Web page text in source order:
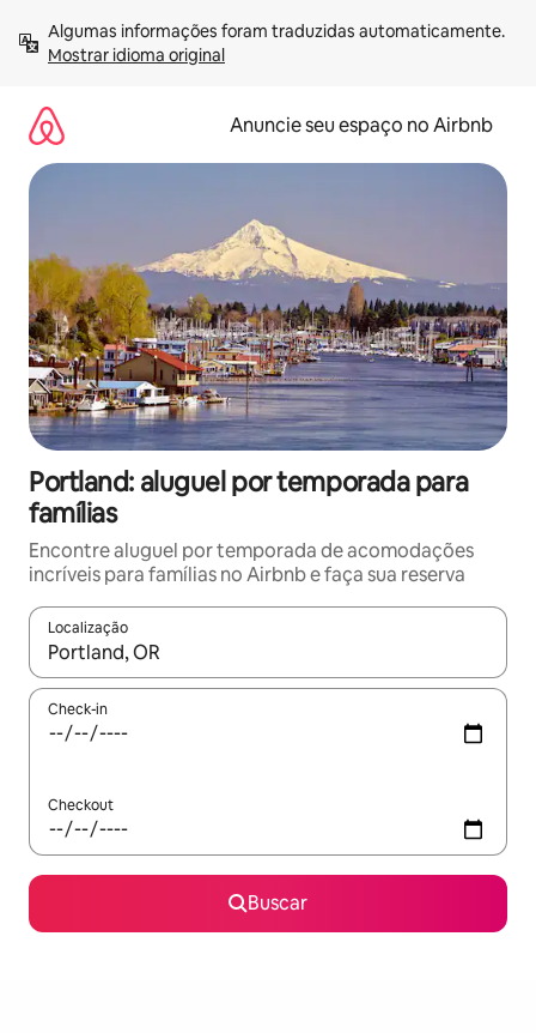
para
Mostrar idioma original
Anuncie seu espaço no Airbnb
Portland: aluguel por temporada para
famílias
Encontre aluguel por temporada de acomodações
incríveis para famílias no Airbnb e faça sua reserva
Localização
Quando os resultados estiverem disponíveis, explore-os
Check-in
Checkout
Buscar